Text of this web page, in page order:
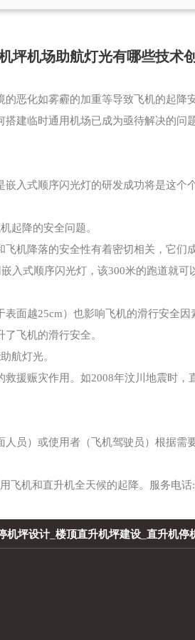
坪机场助航灯光有哪些技术
恶化如雾霾的加重等导致飞机的起
建临时通用机场已成为亟待解决的
入式顺序闪光灯的研发成功将是这个
起降的安全问题。
机降落的安全性有着密切相关，它
入式顺序闪光灯，该300米的跑道就
面越25cm）也影响飞机的滑行安全
飞机的滑行安全。
航灯光。
援赈灾作用。如2008年汶川地震时
员）或使用者（飞机驾驶员）根据需
飞机和直升机全天候的起降。服务电话
机坪设计_ 楼顶直升机坪建设 直升机停